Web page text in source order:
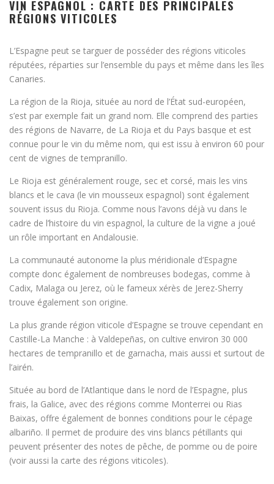
VIN ESPAGNOL : CARTE DES PRINCIPALES
RÉGIONS VITICOLES
L’Espagne peut se targuer de posséder des régions viticoles
réputées, réparties sur l’ensemble du pays et même dans les îles
Canaries.
La région de la Rioja, située au nord de l’État sud-européen,
s’est par exemple fait un grand nom. Elle comprend des parties
des régions de Navarre, de La Rioja et du Pays basque et est
connue pour le vin du même nom, qui est issu à environ 60 pour
cent de vignes de tempranillo.
Le Rioja est généralement rouge, sec et corsé, mais les vins
blancs et le cava (le vin mousseux espagnol) sont également
souvent issus du Rioja. Comme nous l’avons déjà vu dans le
cadre de l’histoire du vin espagnol, la culture de la vigne a joué
un rôle important en Andalousie.
La communauté autonome la plus méridionale d’Espagne
compte donc également de nombreuses bodegas, comme à
Cadix, Malaga ou Jerez, où le fameux xérès de Jerez-Sherry
trouve également son origine.
La plus grande région viticole d’Espagne se trouve cependant en
Castille-La Manche : à Valdepeñas, on cultive environ 30 000
hectares de tempranillo et de garnacha, mais aussi et surtout de
l’airén.
Située au bord de l’Atlantique dans le nord de l’Espagne, plus
frais, la Galice, avec des régions comme Monterrei ou Rias
Baixas, offre également de bonnes conditions pour le cépage
albariño. Il permet de produire des vins blancs pétillants qui
peuvent présenter des notes de pêche, de pomme ou de poire
(voir aussi la carte des régions viticoles).